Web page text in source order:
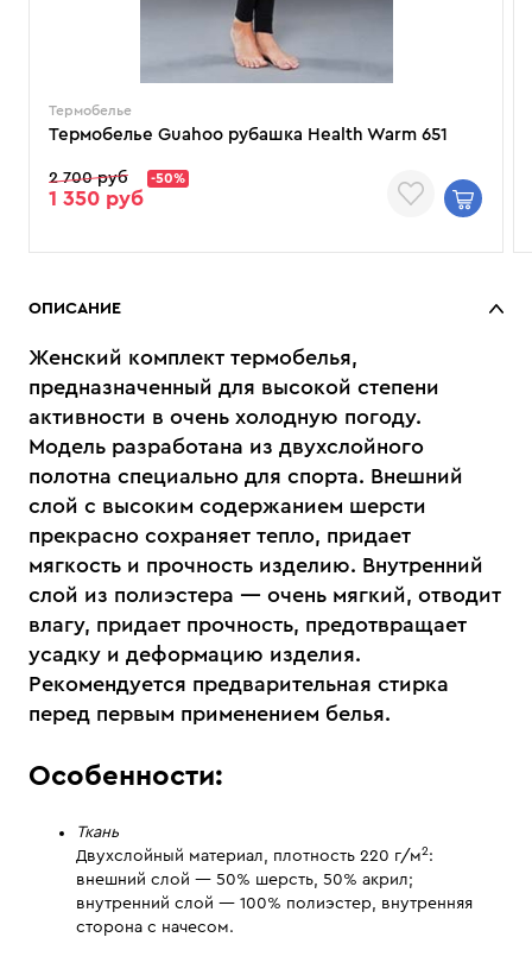
Термобелье
Термобелье Guahoo рубашка Health Warm 651
2 700 руб -50%
1 350 руб
ОПИСАНИЕ
Женский комплект термобелья,
предназначенный для высокой степени
активности в очень холодную погоду.
Модель разработана из двухслойного
полотна специально для спорта. Внешний
слой с высоким содержанием шерсти
прекрасно сохраняет тепло, придает
мягкость и прочность изделию. Внутренний
слой из полиэстера — очень мягкий, отводит
влагу, придает прочность, предотвращает
усадку и деформацию изделия.
Рекомендуется предварительная стирка
перед первым применением белья.
Особенности:
Ткань
Двухслойный материал, плотность 220 г/м2 :
внешний слой — 50% шерсть, 50% акрил;
внутренний слой — 100% полиэстер, внутренняя
сторона с начесом.